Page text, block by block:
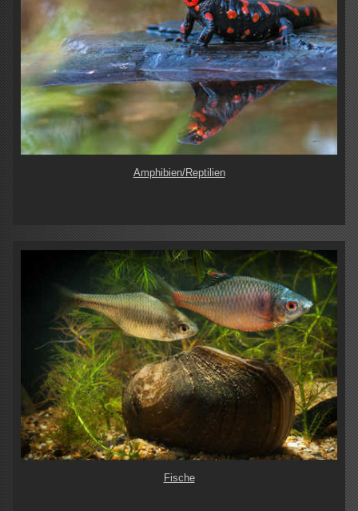
Amphibien/Reptilien
Fische